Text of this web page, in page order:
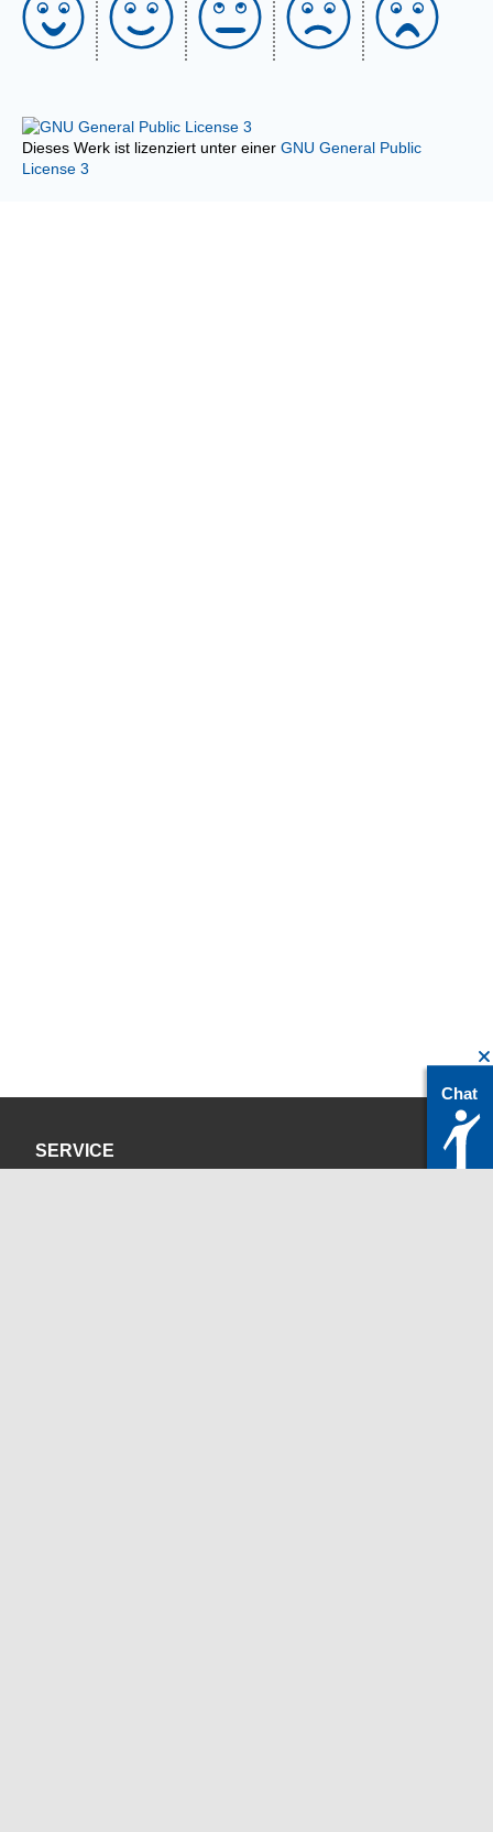
Dieses Werk ist lizenziert unter einer GNU General Public
License 3
SERVICE
Chat